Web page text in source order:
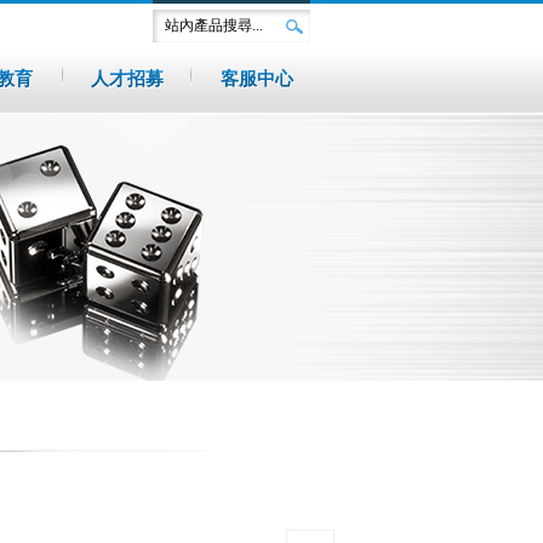
育 人才招募 客服中心